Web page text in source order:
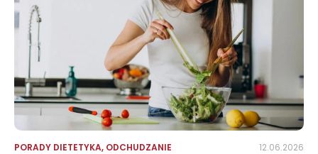
PORADY DIETETYKA, ODCHUDZANIE 12.06.2026